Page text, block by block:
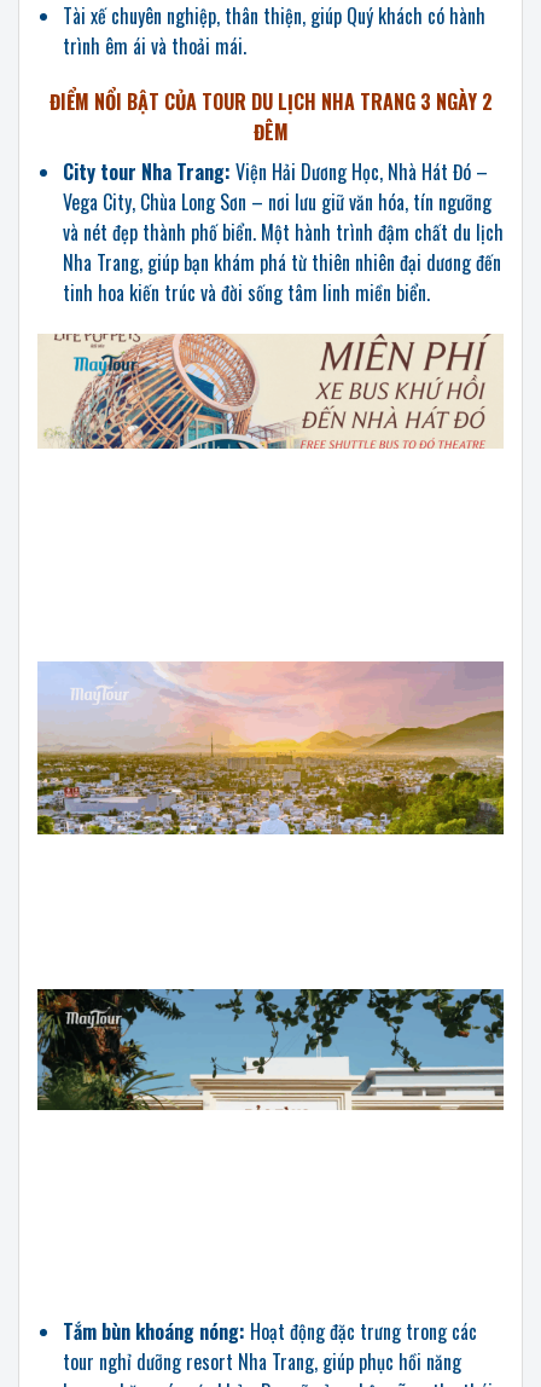
Tài xế chuyên nghiệp, thân thiện, giúp Quý khách có hành
trình êm ái và thoải mái.
ĐIỂM NỔI BẬT CỦA TOUR DU LỊCH NHA TRANG 3 NGÀY 2
ĐÊM
City tour Nha Trang: Viện Hải Dương Học, Nhà Hát Đó –
Vega City, Chùa Long Sơn – nơi lưu giữ văn hóa, tín ngưỡng
và nét đẹp thành phố biển. Một hành trình đậm chất du lịch
Nha Trang, giúp bạn khám phá từ thiên nhiên đại dương đến
tinh hoa kiến trúc và đời sống tâm linh miền biển.
Tắm bùn khoáng nóng: Hoạt động đặc trưng trong các
tour nghỉ dưỡng resort Nha Trang, giúp phục hồi năng